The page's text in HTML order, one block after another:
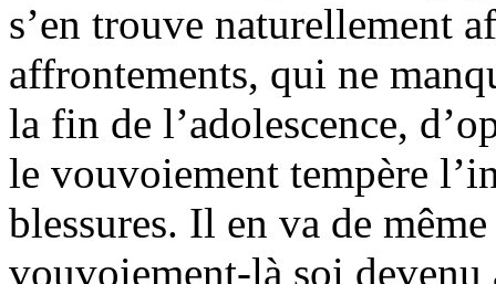
s’en trouve naturellement
affrontements, qui ne
la fin de l’adolescence,
le vouvoiement tempère
blessures. Il en va de
vouvoiement-là soi devenu